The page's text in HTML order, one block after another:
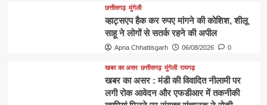
छत्तीसगढ़ मुंगेली
व्हाट्सएप हैक कर रुपए मांगने की कोशिश, शीलू
साहू ने लोगों से सतर्क रहने की अपील
Apna Chhattisgarh 06/08/2026 0
खबर का असर छत्तीसगढ़ मुंगेली रायगढ़
खबर का असर : मंडी की विवादित नीलामी पर
लगी रोक आवेदन और एफडीआर में तकनीकी